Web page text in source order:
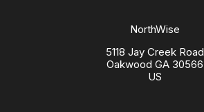
NorthWise
5118 Jay Creek Road
Oakwood GA 30566
US